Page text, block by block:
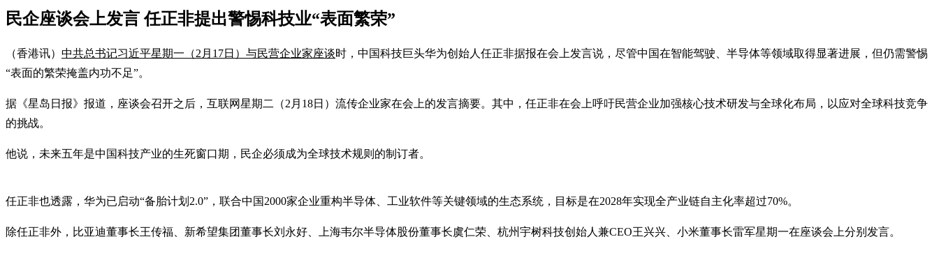
民企座谈会上发言 任正非提出警惕科技业“表面繁荣”
（香港讯） 中共总书记习近平星期一（2月17日）与民营企业家座谈时，中国科技巨头华为创始人任正非据报在会上发言说，尽管中国在智能驾驶、半导体等领域取得显著进展，但仍需警惕
“表面的繁荣掩盖内功不足”。
据《星岛日报》报道，座谈会召开之后，互联网星期二（2月18日）流传企业家在会上的发言摘要。其中，任正非在会上呼吁民营企业加强核心技术研发与全球化布局，以应对全球科技竞争
的挑战。
他说，未来五年是中国科技产业的生死窗口期，民企必须成为全球技术规则的制订者。
任正非也透露，华为已启动“备胎计划2.0”，联合中国2000家企业重构半导体、工业软件等关键领域的生态系统，目标是在2028年实现全产业链自主化率超过70%。
除任正非外，比亚迪董事长王传福、新希望集团董事长刘永好、上海韦尔半导体股份董事长虞仁荣、杭州宇树科技创始人兼CEO王兴兴、小米董事长雷军星期一在座谈会上分别发言。